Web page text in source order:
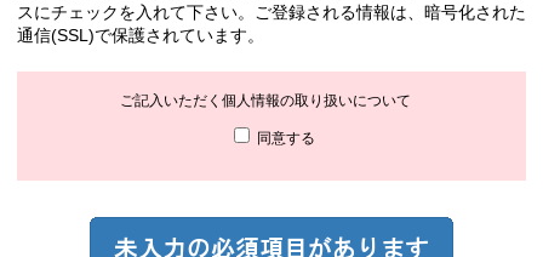
スにチェックを入れて下さい。ご登録される情報は、暗号化された
通信(SSL)で保護されています。
ご記入いただく個人情報の取り扱いについて
同意する